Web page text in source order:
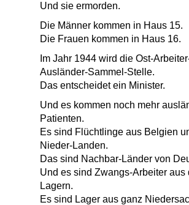
Und sie ermorden.
Die Männer kommen in Haus 15.
Die Frauen kommen in Haus 16.
Im Jahr 1944 wird die Ost-
Ausländer-Sammel-Stelle.
Das entscheidet ein Minister.
Und es kommen noch mehr
Patienten.
Es sind Flüchtlinge aus Belgien
Nieder-Landen.
Das sind Nachbar-Länder von
Und es sind Zwangs-Arbeiter aus
Lagern.
Es sind Lager aus ganz